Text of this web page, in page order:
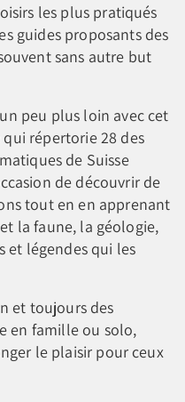
les plus pratiqués
guides proposants des
sans autre but
peu plus loin avec cet
répertorie 28 des
de Suisse
de découvrir de
tout en en apprenant
la faune, la géologie,
et légendes qui les
et toujours des
en famille ou solo,
le plaisir pour ceux